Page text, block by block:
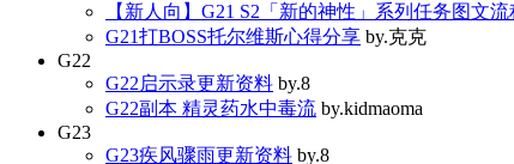
【新人向】G21 S2「新的神性」系列任务图文流
G21打BOSS托尔维斯心得分享 by.克克
G22
G22启示录更新资料 by.8
G22副本 精灵药水中毒流 by.kidmaoma
G23
G23疾风骤雨更新资料 by.8